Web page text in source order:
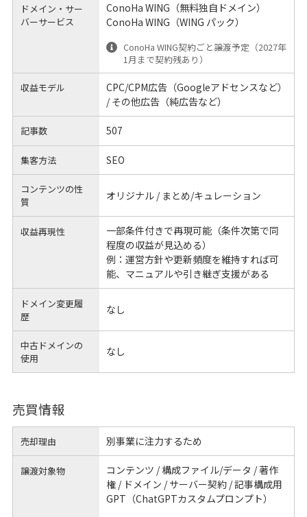
ドメイン・サー
バーサービス
ConoHa WING（無料独自ドメイン）
ConoHa WING（WING パック）
ConoHa WING契約ごと譲渡予定（2027年
1月まで契約残あり）
収益モデル
CPC/CPM広告（Googleアドセンスなど）
/ その他広告（純広告など）
記事数 507
集客方法 SEO
コンテンツの性
質
オリジナル / まとめ/キュレーション
収益再現性
一部条件付きで再現可能（条件次第で同
程度の収益が見込める）
例：運営方針や更新頻度を維持すれば可
能、マニュアルや引き継ぎ支援がある
ドメイン変更履
歴
なし
中古ドメインの
使用
なし
売買情報
売却理由 別事業に注力するため
譲渡対象物
コンテンツ / 構成ファイル/データ / 著作
権 / ドメイン / サーバー契約 / 記事構成用
GPT（ChatGPTカスタムプロンプト）